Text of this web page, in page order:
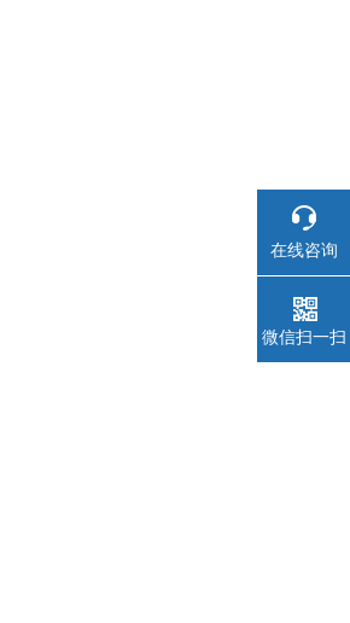
在线咨询
微信扫一扫